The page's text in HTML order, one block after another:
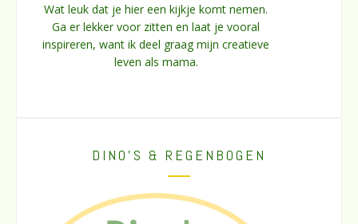
Wat leuk dat je hier een kijkje komt nemen.
Ga er lekker voor zitten en laat je vooral
inspireren, want ik deel graag mijn creatieve
leven als mama.
DINO’S & REGENBOGEN